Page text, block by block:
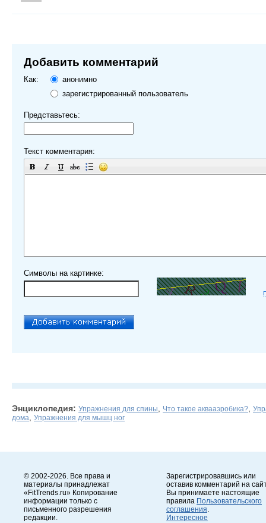
Добавить комментарий
Как:
анонимно
зарегистрированный пользователь
Представьтесь:
Текст комментария:
Символы на картинке:
Энциклопедия: Упражнения для спины Что такое аквааэробика?
дома
Упражнения для мышц ног
© 2002-2026. Все права и
материалы принадлежат
«FitTrends.ru» Копирование
информации только с
письменного разрешения
редакции.
Зарегистрировавшись или
оставив комментарий на
Вы принимаете настоящие
правила Пользовательского
соглашения
Интересное